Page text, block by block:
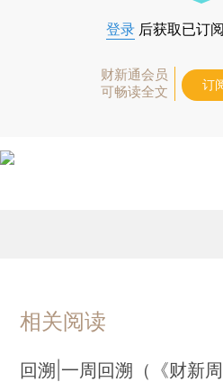
登录 后获取已订
财新通会员
可畅读全文
订
相关阅读
回溯|一周回溯（《财新